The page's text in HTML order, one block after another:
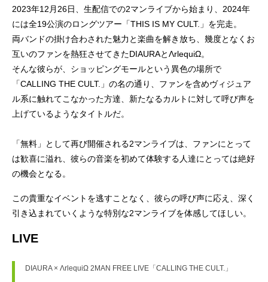
2023年12月26日、生配信での2マンライブから始まり、2024年
には全19公演のロングツアー「THIS IS MY CULT.」を完走。
両バンドの掛け合わされた魅力と楽曲を解き放ち、幾度となくお
互いのファンを熱狂させてきたDIAURAとΛrlequiΩ。
そんな彼らが、ショッピングモールという異色の場所で
「CALLING THE CULT.」の名の通り、ファンを含めヴィジュア
ル系に触れてこなかった方達、新たなるカルトに対して呼び声を
上げているようなタイトルだ。
「無料」として再び開催される2マンライブは、ファンにとって
は歓喜に溢れ、彼らの音楽を初めて体験する人達にとっては絶好
の機会となる。
この貴重なイベントを逃すことなく、彼らの呼び声に応え、深く
引き込まれていくような特別な2マンライブを体感してほしい。
LIVE
DIAURA × ΛrlequiΩ 2MAN FREE LIVE「CALLING THE CULT.」